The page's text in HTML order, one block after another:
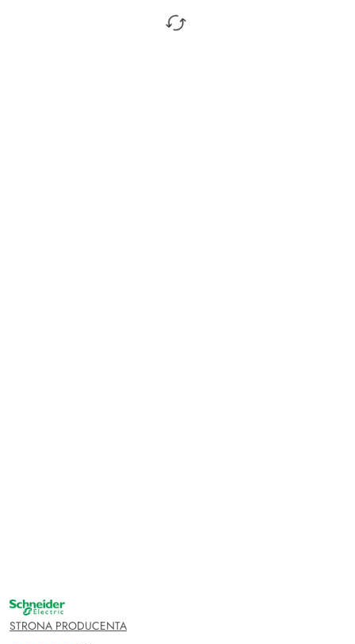
NAZWA
PRODUCENTA:
SCHNEIDER
ELECTRIC
STRONA PRODUCENTA